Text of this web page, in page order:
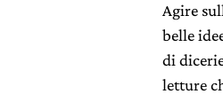
Agire
belle
di
letture